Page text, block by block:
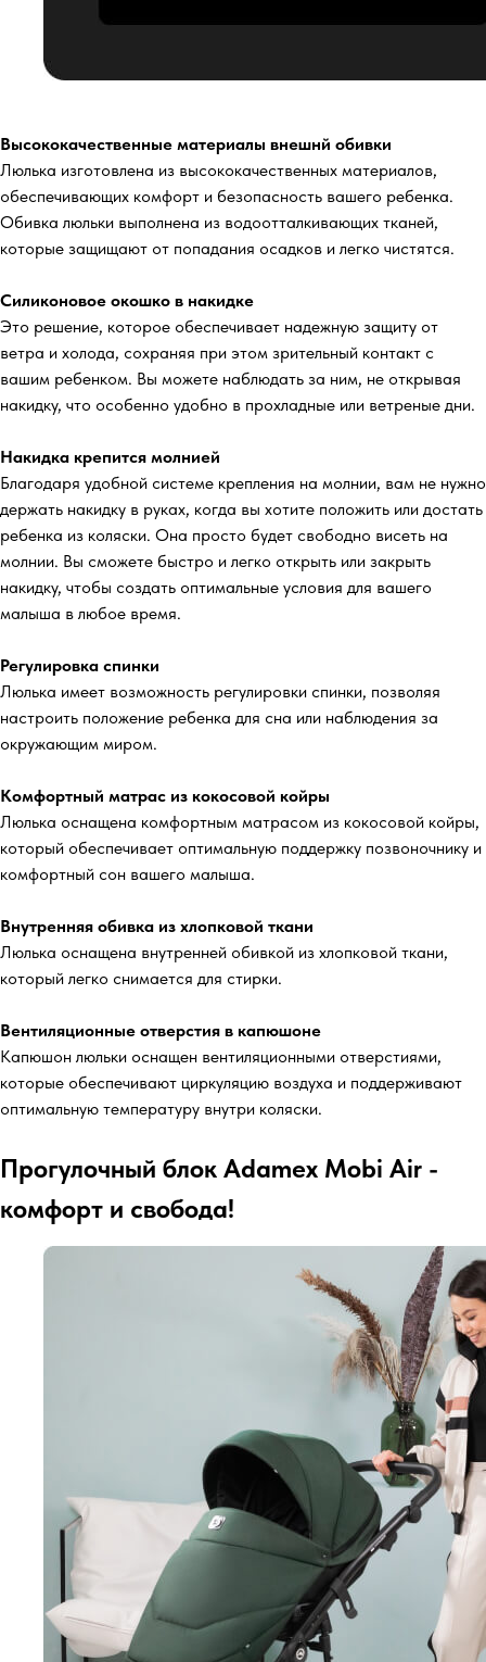
Высококачественные материалы внешнй обивки
Люлька изготовлена из высококачественных материалов,
обеспечивающих комфорт и безопасность вашего ребенка.
Обивка люльки выполнена из водоотталкивающих тканей,
которые защищают от попадания осадков и легко чистятся.
Силиконовое окошко в накидке
Это решение, которое обеспечивает надежную защиту от
ветра и холода, сохраняя при этом зрительный контакт с
вашим ребенком. Вы можете наблюдать за ним, не открывая
накидку, что особенно удобно в прохладные или ветреные дни.
Накидка крепится молнией
Благодаря удобной системе крепления на молнии, вам не нужно
держать накидку в руках, когда вы хотите положить или достать
ребенка из коляски. Она просто будет свободно висеть на
молнии. Вы сможете быстро и легко открыть или закрыть
накидку, чтобы создать оптимальные условия для вашего
малыша в любое время.
Регулировка спинки
Люлька имеет возможность регулировки спинки, позволяя
настроить положение ребенка для сна или наблюдения за
окружающим миром.
Комфортный матрас из кокосовой койры
Люлька оснащена комфортным матрасом из кокосовой койры,
который обеспечивает оптимальную поддержку позвоночнику и
комфортный сон вашего малыша.
Внутренняя обивка из хлопковой ткани
Люлька оснащена внутренней обивкой из хлопковой ткани,
который легко снимается для стирки.
Вентиляционные отверстия в капюшоне
Капюшон люльки оснащен вентиляционными отверстиями,
которые обеспечивают циркуляцию воздуха и поддерживают
оптимальную температуру внутри коляски.
Прогулочный блок Adamex Mobi Air -
комфорт и свобода!